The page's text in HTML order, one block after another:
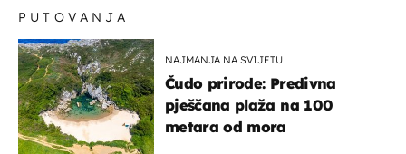
PUTOVANJA
NAJMANJA NA SVIJETU
Čudo prirode: Predivna
pješčana plaža na 100
metara od mora